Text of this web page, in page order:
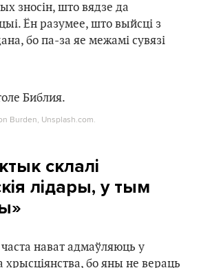
зносін, што вядзе да
Ён разумее, што выйсці з
бо па-за яе межамі сувязі
Burden, Unsplash.com.
склалі
лідары, у тым
нават адмаўляюць у
бо яны не вераць